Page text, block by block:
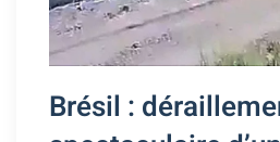
Brésil :